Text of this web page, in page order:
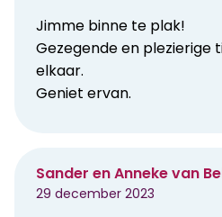
Jimme binne te plak!
Gezegende en plezierige
elkaar.
Geniet ervan.
Sander en Anneke van
29 december 2023